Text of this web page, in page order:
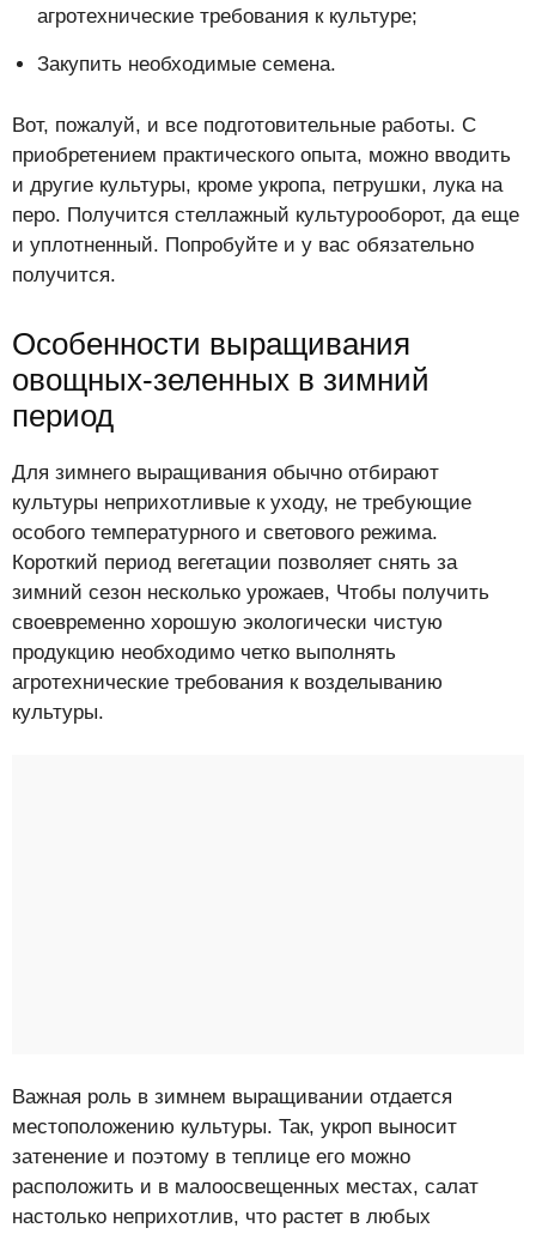
агротехнические требования к культуре;
Закупить необходимые семена.
Вот, пожалуй, и все подготовительные работы. С
приобретением практического опыта, можно вводить
и другие культуры, кроме укропа, петрушки, лука на
перо. Получится стеллажный культурооборот, да еще
и уплотненный. Попробуйте и у вас обязательно
получится.
Особенности выращивания
овощных-зеленных в зимний
период
Для зимнего выращивания обычно отбирают
культуры неприхотливые к уходу, не требующие
особого температурного и светового режима.
Короткий период вегетации позволяет снять за
зимний сезон несколько урожаев, Чтобы получить
своевременно хорошую экологически чистую
продукцию необходимо четко выполнять
агротехнические требования к возделыванию
культуры.
Важная роль в зимнем выращивании отдается
местоположению культуры. Так, укроп выносит
затенение и поэтому в теплице его можно
расположить и в малоосвещенных местах, салат
настолько неприхотлив, что растет в любых